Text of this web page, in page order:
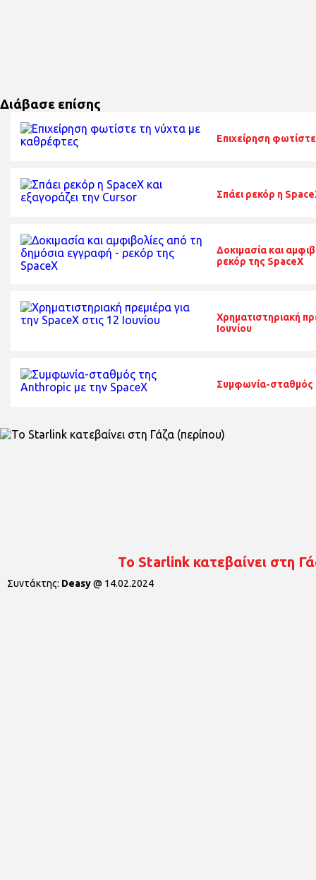
Διάβασε επίσης
Επιχείρηση
Σπάει ρεκόρ η
Δοκιμασία και
ρεκόρ της SpaceX
Χρηματιστηριακή
Ιουνίου
Συμφωνία-σταθμός
To Starlink κατεβαίνει στη
Συντάκτης: Deasy@ 14.02.2024